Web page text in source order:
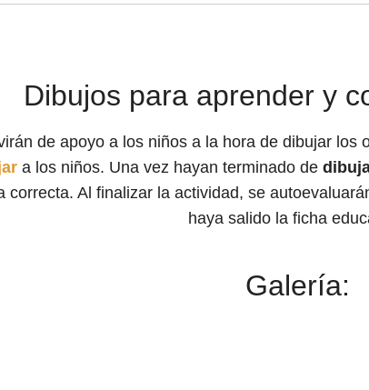
Dibujos para aprender y
de apoyo a los niños a la hora de dibujar los
a los niños. Una vez hayan terminado de
correcta. Al finalizar la actividad, se
haya salido la ficha
Galería: